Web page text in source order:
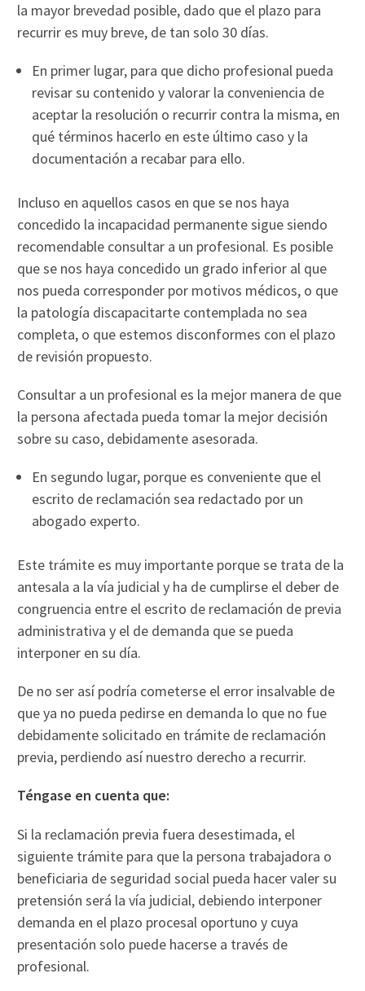
la mayor brevedad posible, dado que el plazo para
recurrir es muy breve, de tan solo 30 días.
En primer lugar, para que dicho profesional pueda
revisar su contenido y valorar la conveniencia de
aceptar la resolución o recurrir contra la misma, en
qué términos hacerlo en este último caso y la
documentación a recabar para ello.
Incluso en aquellos casos en que se nos haya
concedido la incapacidad permanente sigue siendo
recomendable consultar a un profesional. Es posible
que se nos haya concedido un grado inferior al que
nos pueda corresponder por motivos médicos, o que
la patología discapacitarte contemplada no sea
completa, o que estemos disconformes con el plazo
de revisión propuesto.
Consultar a un profesional es la mejor manera de que
la persona afectada pueda tomar la mejor decisión
sobre su caso, debidamente asesorada.
En segundo lugar, porque es conveniente que el
escrito de reclamación sea redactado por un
abogado experto.
Este trámite es muy importante porque se trata de la
antesala a la vía judicial y ha de cumplirse el deber de
congruencia entre el escrito de reclamación de previa
administrativa y el de demanda que se pueda
interponer en su día.
De no ser así podría cometerse el error insalvable de
que ya no pueda pedirse en demanda lo que no fue
debidamente solicitado en trámite de reclamación
previa, perdiendo así nuestro derecho a recurrir.
Téngase en cuenta que:
Si la reclamación previa fuera desestimada, el
siguiente trámite para que la persona trabajadora o
beneficiaria de seguridad social pueda hacer valer su
pretensión será la vía judicial, debiendo interponer
demanda en el plazo procesal oportuno y cuya
presentación solo puede hacerse a través de
profesional.